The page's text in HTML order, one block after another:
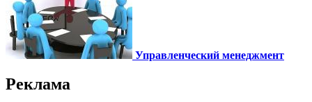
Управленческий менеджмент
Реклама